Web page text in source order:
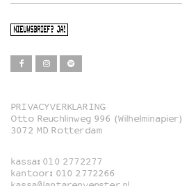
NIEUWSBRIEF? JA!
Film
Familie
PRIVACYVERKLARING
Otto Reuchlinweg 996 (Wilhelminapier)
3072 MD Rotterdam
kassa: 010 2772277
kantoor: 010 2772266